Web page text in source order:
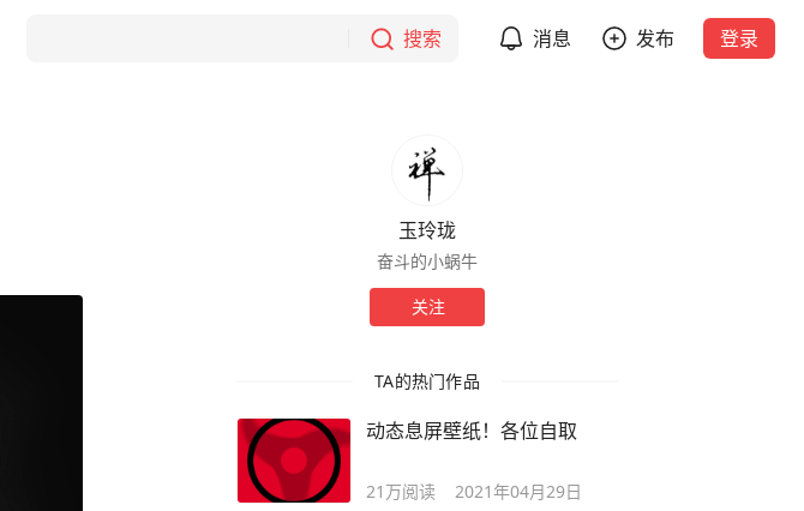
搜索 消息 发布 登录
玉玲珑
奋斗的小蜗牛
关注
TA的热门作品
动态息屏壁纸！各位自取
21万阅读 2021年04月29日